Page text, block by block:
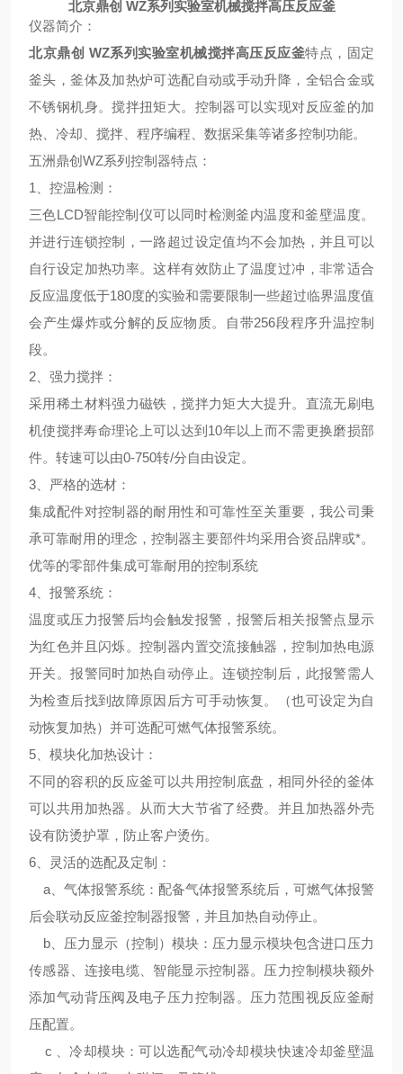
北京鼎创 WZ系列实验室机械搅拌高压反应釜
仪器简介：
北京鼎创 WZ系列实验室机械搅拌高压反应釜特点，固定
釜头，釜体及加热炉可选配自动或手动升降，全铝合金或
不锈钢机身。搅拌扭矩大。控制器可以实现对反应釜的加
热、冷却、搅拌、程序编程、数据采集等诸多控制功能。
五洲鼎创WZ系列控制器特点 ：
1、 控温检测 ：
三色LCD智能控制仪可以同时检测釜内温度和釜壁温度。
并进行连锁控制，一路超过设定值均不会加热，并且可以
自行设定加热功率。这样有效防止了温度过冲，非常适合
反应温度低于180度的实验和需要限制一些超过临界温度值
会产生爆炸或分解的反应物质。自带256段程序升温控制
段。
2、 强力搅拌 ：
采用稀土材料强力磁铁，搅拌力矩大大提升。直流无刷电
机使搅拌寿命理论上可以达到10年以上而不需更换磨损部
件。转速可以由0-750转/分自由设定。
3、 严格的选材 ：
集成配件对控制器的耐用性和可靠性至关重要，我公司秉
承可靠耐用的理念，控制器主要部件均采用合资品牌或*。
优等的零部件集成可靠耐用的控制系统
4、 报警系统 ：
温度或压力报警后均会触发报警，报警后相关报警点显示
为红色并且闪烁。控制器内置交流接触器，控制加热电源
开关。报警同时加热自动停止。连锁控制后，此报警需人
为检查后找到故障原因后方可手动恢复。（也可设定为自
动恢复加热）并可选配可燃气体报警系统。
5、 模块化加热设计 ：
不同的容积的反应釜可以共用控制底盘，相同外径的釜体
可以共用加热器。从而大大节省了经费。并且加热器外壳
设有防烫护罩，防止客户烫伤。
6、
灵活的选配及定制 ：
a、气体报警系统：配备气体报警系统后，可燃气体报警
后会联动反应釜控制器报警，并且加热自动停止。
b、压力显示（控制）模块：压力显示模块包含进口压力
传感器、连接电缆、智能显示控制器。压力控制模块额外
添加气动背压阀及电子压力控制器。压力范围视反应釜耐
压配置。
c 、冷却模块：可以选配气动冷却模块快速冷却釜壁温